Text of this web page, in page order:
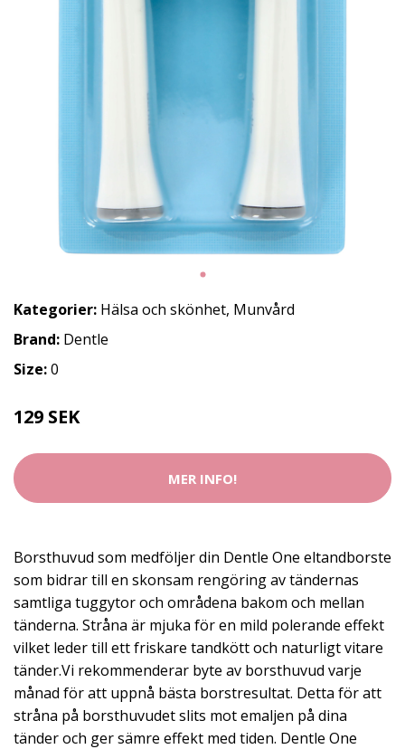
Kategorier: Hälsa och skönhet, Munvård
Brand: Dentle
Size:0
129 SEK
MER INFO!
Borsthuvud som medföljer din Dentle One eltandborste
som bidrar till en skonsam rengöring av tändernas
samtliga tuggytor och områdena bakom och mellan
tänderna. Stråna är mjuka för en mild polerande effekt
vilket leder till ett friskare tandkött och naturligt vitare
tänder.Vi rekommenderar byte av borsthuvud varje
månad för att uppnå bästa borstresultat. Detta för att
stråna på borsthuvudet slits mot emaljen på dina
tänder och ger sämre effekt med tiden. Dentle One